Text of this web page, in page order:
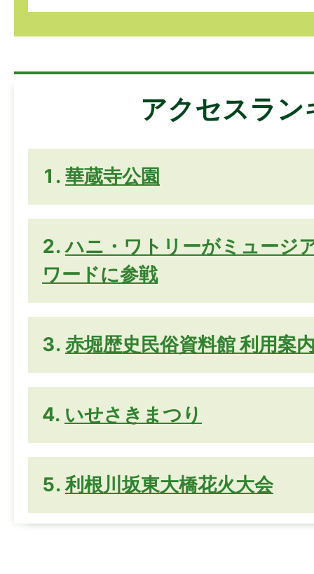
アクセスラン
華蔵寺公園
ハニ・ワトリーがミュージ
ワードに参戦
赤堀歴史民俗資料館 利用案
いせさきまつり
利根川坂東大橋花火大会